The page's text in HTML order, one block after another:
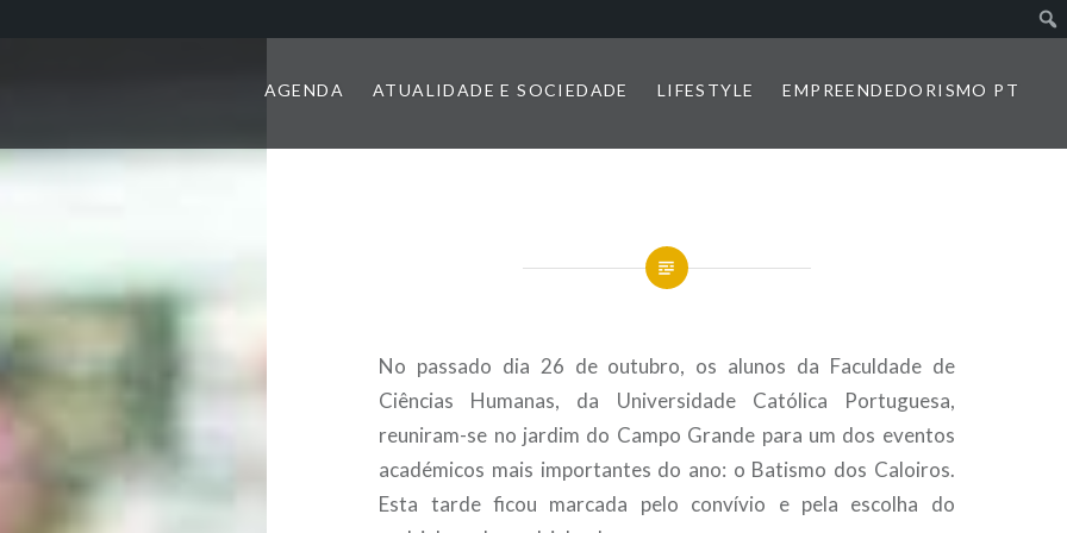
AGENDA ATUALIDADE E SOCIEDADE LIFESTYLE EMPREENDEDORISMO PT
No passado dia 26 de outubro, os alunos da Faculdade de
Ciências Humanas, da Universidade Católica Portuguesa,
reuniram-se no jardim do Campo Grande para um dos eventos
académicos mais importantes do ano: o Batismo dos Caloiros.
Esta tarde ficou marcada pelo convívio e pela escolha do